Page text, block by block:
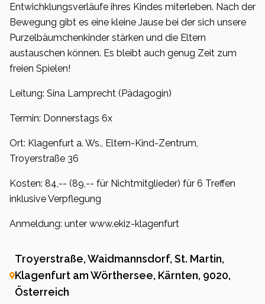
Entwichklungsverläufe ihres Kindes miterleben. Nach der
Bewegung gibt es eine kleine Jause bei der sich unsere
Purzelbäumchenkinder stärken und die Eltern
austauschen können. Es bleibt auch genug Zeit zum
freien Spielen!
Leitung: Sina Lamprecht (Pädagogin)
Termin: Donnerstags 6x
Ort: Klagenfurt a. Ws., Eltern-Kind-Zentrum,
Troyerstraße 36
Kosten: 84,-- (89,-- für Nichtmitglieder) für 6 Treffen
inklusive Verpflegung
Anmeldung: unter www.ekiz-klagenfurt
Troyerstraße, Waidmannsdorf, St. Martin,
Klagenfurt am Wörthersee, Kärnten, 9020,
Österreich